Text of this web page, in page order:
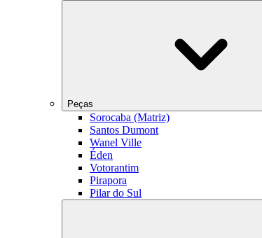
Peças
Sorocaba (Matriz)
Santos Dumont
Wanel Ville
Éden
Votorantim
Pirapora
Pilar do Sul